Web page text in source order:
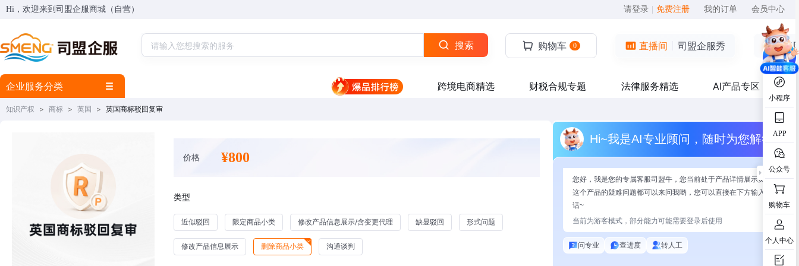
Hi，欢迎来到司盟企服商城（自营） 请登录 免费注册 我的订单 会员中心
小程序
APP
公众号
购物车
个人中心
搜索 购物车 0 直播间 司盟企服秀
企业服务分类 跨境电商精选 财税合规专题 法律服务精选 AI产品专区
知识产权 > 商标 > 英国 > 英国商标驳回复审
价格 ¥800
类型
近似驳回 限定商品小类 修改产品信息展示/含变更代理 缺显驳回 形式问题
修改产品信息展示 删除商品小类 沟通谈判
Hi~我是AI专业顾问，随时为您解答
您好，我是您的专属客服司盟牛，您当前处于产品详情展示页面，有关
这个产品的疑难问题都可以来问我哟，您可以直接在下方输入问题开始
话~
当前为游客模式，部分能力可能需要登录后使用
问专业 查进度 转人工